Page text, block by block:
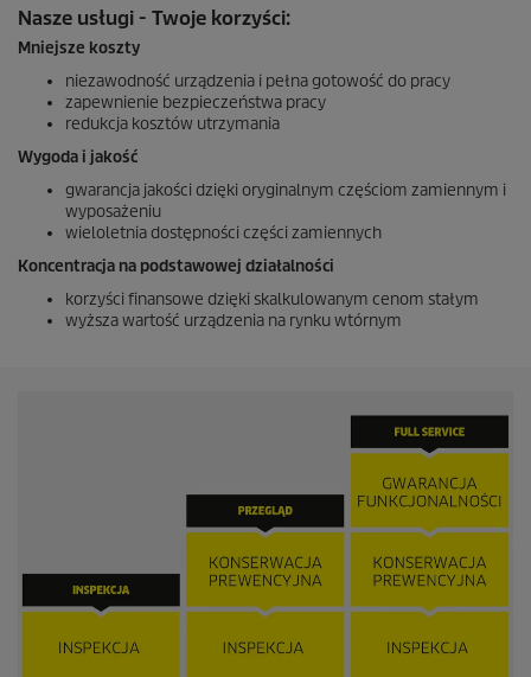
s
e
z
n
Nasze usługi - Twoje korzyści:
Mniejsze koszty
niezawodność urządzenia i pełna gotowość do pracy
zapewnienie bezpieczeństwa pracy
redukcja kosztów utrzymania
Wygoda i jakość
gwarancja jakości dzięki oryginalnym częściom zamiennym i
wyposażeniu
wieloletnia dostępności części zamiennych
Koncentracja na podstawowej działalności
korzyści finansowe dzięki skalkulowanym cenom stałym
wyższa wartość urządzenia na rynku wtórnym